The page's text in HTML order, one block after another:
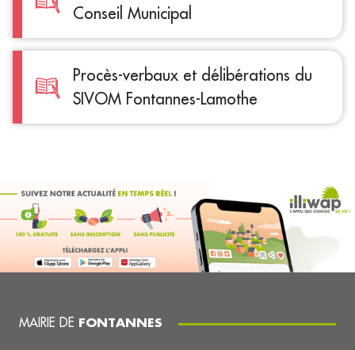
Conseil Municipal
Procès-verbaux et délibérations du
SIVOM Fontannes-Lamothe
MAIRIE DE FONTANNES